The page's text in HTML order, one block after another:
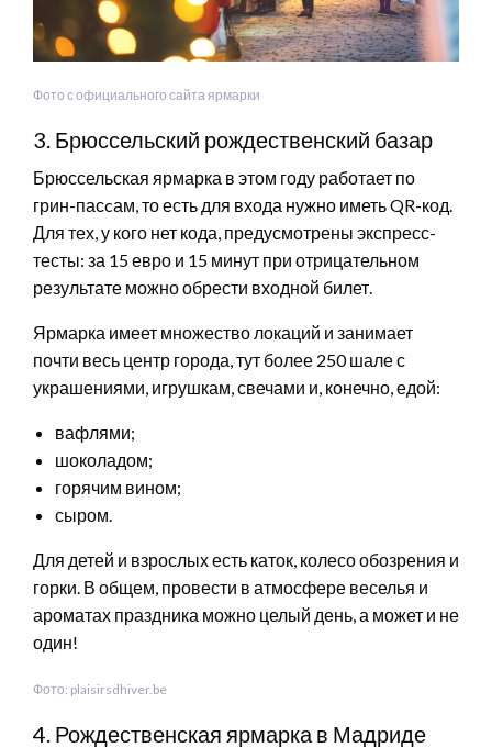
Фото с официального сайта ярмарки
3. Брюссельский рождественский базар
Брюссельская ярмарка в этом году работает по
грин-пасcам, то есть для входа нужно иметь QR-код.
Для тех, у кого нет кода, предусмотрены экспресс-
тесты: за 15 евро и 15 минут при отрицательном
результате можно обрести входной билет.
Ярмарка имеет множество локаций и занимает
почти весь центр города, тут более 250 шале с
украшениями, игрушкам, свечами и, конечно, едой:
вафлями;
шоколадом;
горячим вином;
сыром.
Для детей и взрослых есть каток, колесо обозрения и
горки. В общем, провести в атмосфере веселья и
ароматах праздника можно целый день, а может и не
один!
Фото: plaisirsdhiver.be
4. Рождественская ярмарка в Мадриде